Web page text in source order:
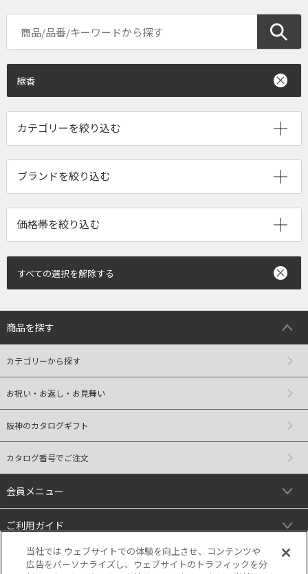
線香
ブランドを絞り込む
すべての選択を解除する
商品を探す
カテゴリーから探す
お祝い・お返し・お見舞い
阪神のカタログギフト
カタログ番号でご注文
会員メニュー
ご利用ガイド
リンク
当社では ウェブサイトでの体験を向上させ、コンテンツや
広告をパーソナライズし、ウェブサイトのトラフィックを分